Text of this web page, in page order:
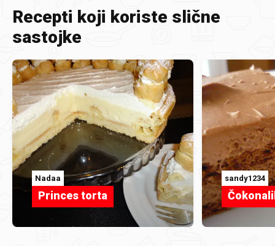
Recepti koji koriste slične
sastojke
Nadaa
Princes torta
sandy1234